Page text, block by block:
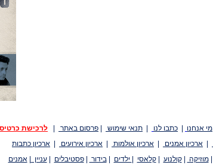
מי אנחנו כתבו לנו תנאי שימוש פרסום באתר
לרכישת
ארכיון אמנים ארכיון אולמות ארכיון אירועים
ארכיון כתבות
|מוזיקה |קולנוע |קלאסי ילדים |בידור |פסטיבלים |עניין |אמנים